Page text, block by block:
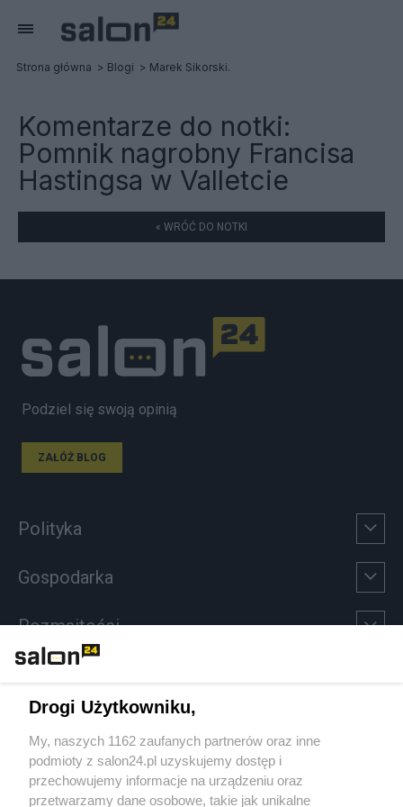
Strona główna Blogi Marek Sikorski.
Komentarze do notki:
Pomnik nagrobny Francisa
Hastingsa w Valletcie
« WRÓĆ DO NOTKI
Podziel się swoją opinią
ZAŁÓŻ BLOG
Polityka
Gospodarka
Rozmaitości
Sport
Społeczeństwo
Drogi Użytkowniku,
My, naszych 1162 zaufanych partnerów oraz inne
podmioty z salon24.pl uzyskujemy dostęp i
przechowujemy informacje na urządzeniu oraz
przetwarzamy dane osobowe, takie jak unikalne